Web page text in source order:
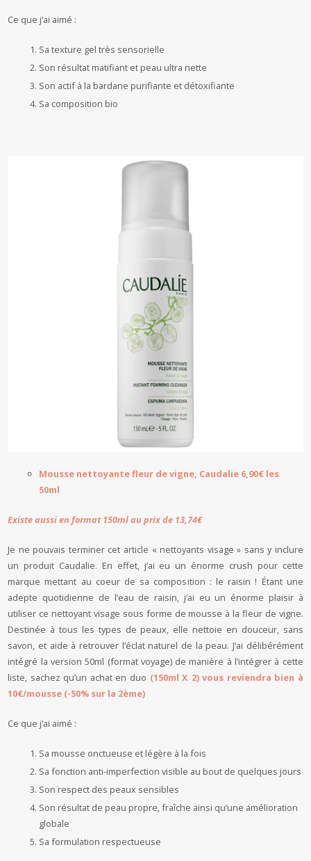
Ce que j’ai aimé :
Sa texture gel très sensorielle
Son résultat matifiant et peau ultra nette
Son actif à la bardane purifiante et détoxifiante
Sa composition bio
Mousse nettoyante fleur de vigne, Caudalie 6,90€ les
50ml
Existe aussi enformat150ml au prix de 13,74€
Je ne pouvais terminer cet article « nettoyants visage » sans y inclure
un produit Caudalie. En effet, j’ai eu un énorme crush pour cette
marque mettant au coeur de sa composition : le raisin ! Étant une
adepte quotidienne de l’eau de raisin, j’ai eu un énorme plaisir à
utiliser ce nettoyant visage sous forme de mousse à la fleur de vigne.
Destinée à tous les types de peaux, elle nettoie en douceur, sans
savon, et aide à retrouver l’éclat naturel de la peau. J’ai délibérément
intégré la version 50ml (format voyage) de manière à l’intégrer à cette
liste, sachez qu’un achat en duo (150ml X 2) vous reviendra bien à
10€/mousse (-50% sur la 2ème)
Ce que j’ai aimé :
Sa mousse onctueuse et légère à la fois
Sa fonction anti-imperfection visible au bout de quelques jours
Son respect des peaux sensibles
Son résultat de peau propre, fraîche ainsi qu’une amélioration
globale
Sa formulation respectueuse